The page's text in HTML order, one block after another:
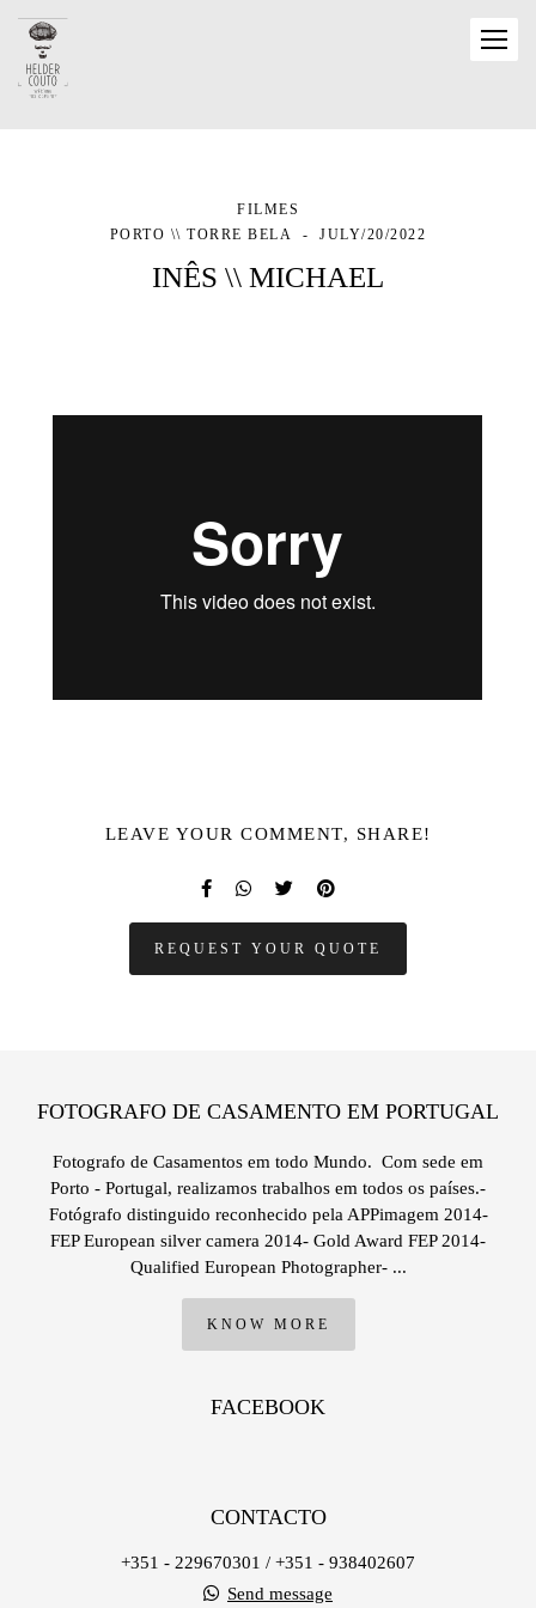
FILMES
PORTO \\ TORRE BELA
JULY/20/2022
INÊS \\ MICHAEL
LEAVE YOUR COMMENT, SHARE!
REQUEST YOUR QUOTE
FOTOGRAFO DE CASAMENTO EM PORTUGAL
Fotografo de Casamentos em todo Mundo. Com sede em
Porto - Portugal, realizamos trabalhos em todos os países.-
Fotógrafo distinguido reconhecido pela APPimagem 2014-
FEP European silver camera 2014- Gold Award FEP 2014-
Qualified European Photographer- ...
KNOW MORE
FACEBOOK
CONTACTO
+351 - 229670301 / +351 - 938402607
Send message